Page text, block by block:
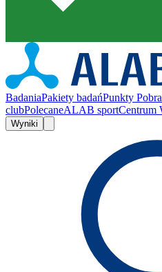
BadaniaPakiety badańPunkty
clubPolecaneALAB sportCentrum
Wyniki